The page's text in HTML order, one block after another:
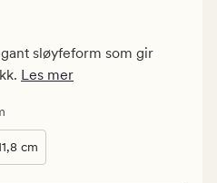
sløyfeform som gir
Les mer
cm